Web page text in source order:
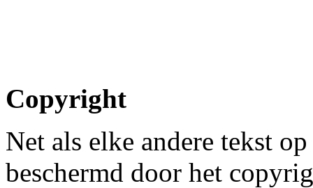
Copyright
Net als elke andere tekst
beschermd door het